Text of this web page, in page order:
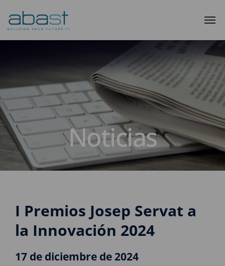
Noticias
I Premios Josep Servat a
la Innovación 2024
17 de diciembre de 2024